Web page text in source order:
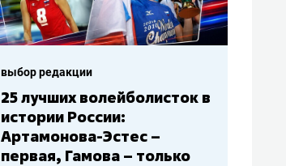
выбор редакции
Бюджеты клубов КХЛ: СКА
– главный мажор, «Ак
Барс» – второй, «Салават
Юлаев» – середняк